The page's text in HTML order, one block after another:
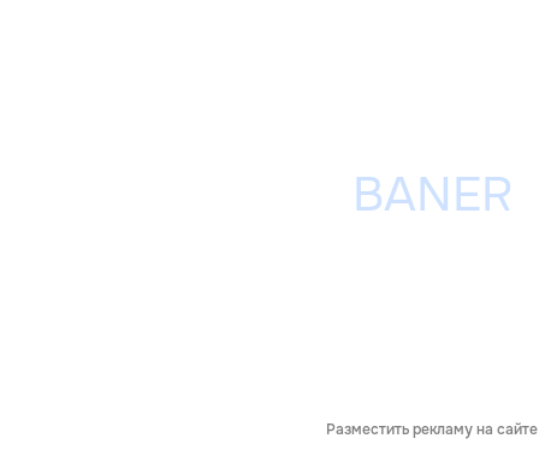
Разместить рекламу на сайте